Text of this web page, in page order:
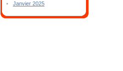
Janvier 2025